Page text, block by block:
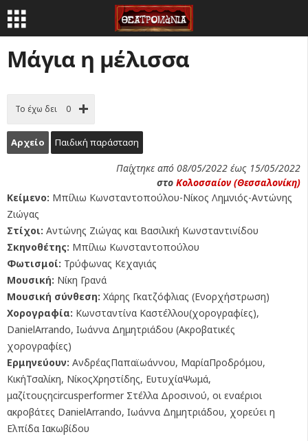
Μάγια η μέλισσα
Το έχω δει 0
Αρχείο Παιδική παράσταση
Παίχτηκε από 08/05/2022 έως 15/05/2022
στο Κολοσσαίον (Θεσσαλονίκη)
Κείμενο: Μπίλιω Κωνσταντοπούλου-Νίκος Λημνιός-Αντώνης
Ζιώγας
Στίχοι: Αντώνης Ζιώγας και Βασιλική Κωνσταντινίδου
Σκηνοθέτης: Μπίλιω Κωνσταντοπούλου
Φωτισμοί: Τρύφωνας Κεχαγιάς
Μουσική: Νίκη Γρανά
Μουσική σύνθεση: Χάρης Γκατζόφλιας (Ενορχήστρωση)
Χορογραφία: Κωνσταντίνα Καστέλλου(χορογραφίες),
DanielArrando, Ιωάννα Δημητριάδου (Ακροβατικές
χορογραφίες)
Ερμηνεύουν: ΑνδρέαςΠαπαϊωάννου, ΜαρίαΠροδρόμου,
ΚικήΤσαλίκη, ΝίκοςΧρηστίδης, ΕυτυχίαΨωμά,
μαζίτουςηcircusperformer Στέλλα Δροσινού, οι εναέριοι
ακροβάτες DanielArrando, Ιωάννα Δημητριάδου, χορεύει η
Ελπίδα Ιακωβίδου